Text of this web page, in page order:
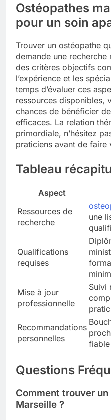
Ostéopathes
pour un soin
Trouver un ostéopathe
demande une recherche
des critères objectifs
l’expérience et les
temps d’évaluer ces
ressources disponibles,
chances de bénéficier
efficaces. La relation
primordiale, n’hésitez
praticiens avant de
Tableau
Aspect
Ressources de
recherche
une
Qualifications
requises
Mise à jour
professionnelle
Suivi
Recommandations
personnelles
Questions
Comment trouver
Marseille ?